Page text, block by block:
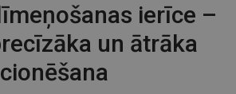
ierīce –
un ātrāka